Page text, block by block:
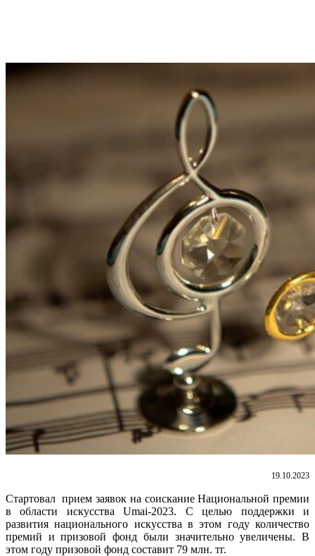
19.10.2023
Стартовал прием заявок на соискание Национальной премии
в области искусства Umai-2023. С целью поддержки и
развития национального искусства в этом году количество
премий и призовой фонд были значительно увеличены. В
этом году призовой фонд составит 79 млн. тг.